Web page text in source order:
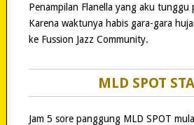
Penampilan Flanella yang aku tunggu
Karena waktunya habis gara-gara
ke Fussion Jazz Community.
MLD SPOT
Jam 5 sore panggung MLD SPOT